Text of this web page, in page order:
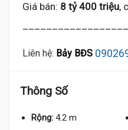
Giá bán: 8 tỷ 400 triệu,
Liên hệ: Bảy BĐS
Thông Số
Rộng: 4.2 m